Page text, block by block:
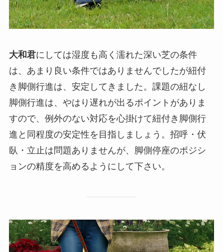
大和君にしては湿度も高く濡れた深い芝の条件
は、あまり良い条件ではありませんでしたが紐付
き脚側行進は、安定してきました。課題の紐なし
脚側行進は、やはり遅れが出るポイントがありま
すので、例外のない対応を心掛けて紐付き脚側行
進と同程度の安定性を目指しましょう。招呼・伏
臥・立止は問題ありませんが、脚側停座のポジシ
ョンの精度を高めるようにして下さい。